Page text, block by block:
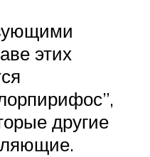
этих
другие